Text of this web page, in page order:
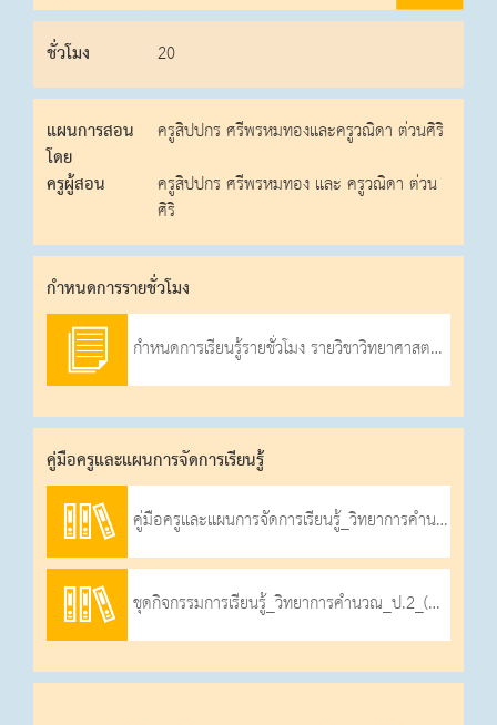
ชั่วโมง 20
แผนการสอน
โดย
ครูสิปปกร ศรีพรหมทองและครูวณิดา ต่วนศิริ
ครูผู้สอน
ครูสิปปกร ศรีพรหมทอง และ ครูวณิดา ต่วน
ศิริ
กําหนดการรายชั่วโมง
กำหนดการเรียนรู้รายชั่วโมง รายวิชาวิทยาศาสตร์และเทคโนโลยี (วิทยาการคำนวณ) (ป.2) ภาคเรียนที่1/2566
คู่มือครูและแผนการจัดการเรียนรู้
คู่มือครูและแผนการจัดการเรียนรู้_วิทยาการคำนวณ_ป.2_ภาคเรียนที่_1_2566
ชุดกิจกรรมการเรียนรู้_วิทยาการคำนวณ_ป.2_(นร.)_ภาคเรียนที่_1_2566